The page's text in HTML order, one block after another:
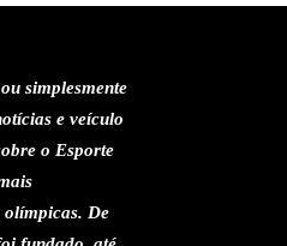
simplesmente
e veículo
o Esporte
olímpicas. De